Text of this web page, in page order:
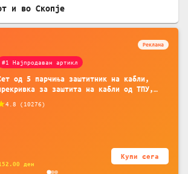
и во Скопје
Реклама
#1 Најпродаван артикл
од 5 парчиња заштитник на кабли,
за заштита на кабли од ТПУ,
додатоци за заштита на кабли, без
за мобилни телефони, комплет
4.8 ( 10276)
ден
Купи сега